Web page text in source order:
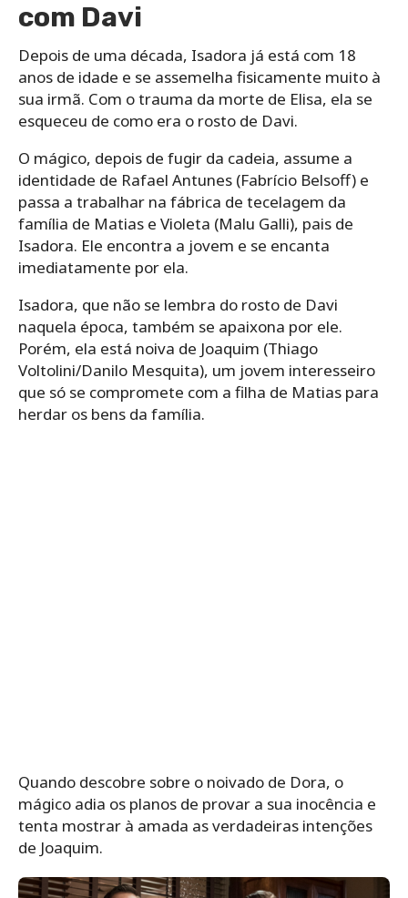
com Davi
Depois de uma década, Isadora já está com 18
anos de idade e se assemelha fisicamente muito à
sua irmã. Com o trauma da morte de Elisa, ela se
esqueceu de como era o rosto de Davi.
O mágico, depois de fugir da cadeia, assume a
identidade de Rafael Antunes (Fabrício Belsoff) e
passa a trabalhar na fábrica de tecelagem da
família de Matias e Violeta (Malu Galli), pais de
Isadora. Ele encontra a jovem e se encanta
imediatamente por ela.
Isadora, que não se lembra do rosto de Davi
naquela época, também se apaixona por ele.
Porém, ela está noiva de Joaquim (Thiago
Voltolini/Danilo Mesquita), um jovem interesseiro
que só se compromete com a filha de Matias para
herdar os bens da família.
Quando descobre sobre o noivado de Dora, o
mágico adia os planos de provar a sua inocência e
tenta mostrar à amada as verdadeiras intenções
de Joaquim.